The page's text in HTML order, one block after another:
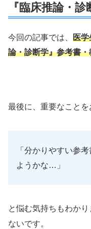
『臨床推論・
今回の記事では、 医学
論・診断学』参考書・
最後に、重要なことを
「分かりやすい参
ようかな…」
と悩む気持ちもわか
ないです。